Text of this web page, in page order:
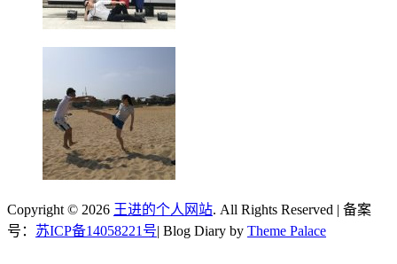
Copyright © 2026 王进的个人网站. All Rights Reserved | 备案
号： 苏ICP备14058221号| Blog Diary by Theme Palace